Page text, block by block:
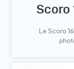
Scoro
Le Scoro